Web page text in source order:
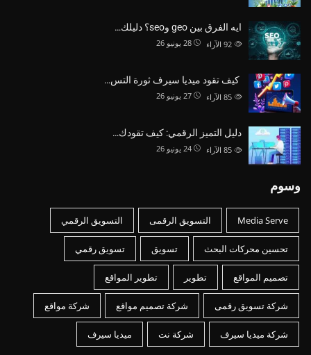
ايه الفرق بين geo وseo؟ دليلك…
28 يونيو 26 الآراء
كيف تقود ميديا سيرف ثورة التس…
27 يونيو 26 الآراء
دليل التميز الرقمي: كيف تقودك…
24 يونيو 26 الآراء
وسوم
Media Serve التسويق الرقمى التسويق الرقمي
تحسين محركات البحث تسويق تسويق رقمي
تصميم المواقع تطوير تطوير المواقع
شركة تسويق رقمى شركة تصميم مواقع شركة مواقع
شركة ميديا سيرف شركة نت ميديا سيرف